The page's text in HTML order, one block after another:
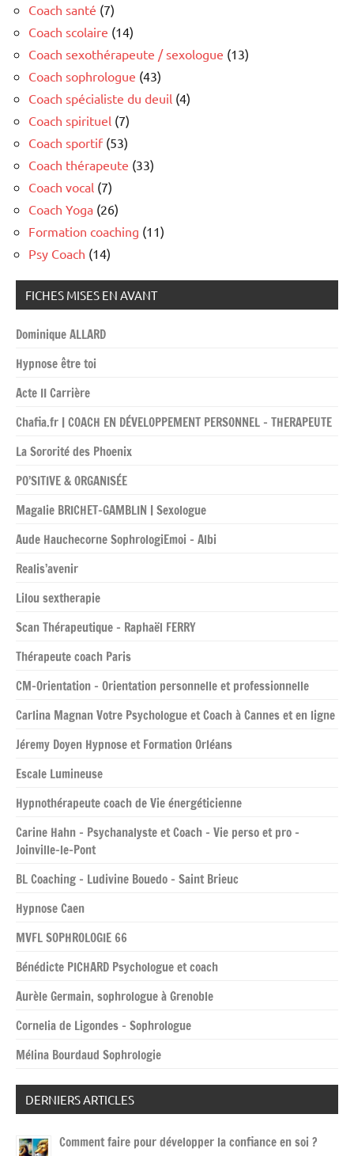
Coach santé (7)
Coach scolaire (14)
Coach sexothérapeute / sexologue (13)
Coach sophrologue (43)
Coach spécialiste du deuil (4)
Coach spirituel (7)
Coach sportif(53)
Coach thérapeute (33)
Coach vocal (7)
Coach Yoga (26)
Formation coaching (11)
Psy Coach (14)
FICHES MISES EN AVANT
Dominique ALLARD
Hypnose être toi
Acte II Carrière
Chafia.fr | COACH EN DÉVELOPPEMENT PERSONNEL – THERAPEUTE
La Sororité des Phoenix
PO’SITIVE & ORGANISÉE
Magalie BRICHET-GAMBLIN | Sexologue
Aude Hauchecorne SophrologiEmoi – Albi
Realis’avenir
Lilou sextherapie
Scan Thérapeutique – Raphaël FERRY
Thérapeute coach Paris
CM-Orientation – Orientation personnelle et professionnelle
Carlina Magnan Votre Psychologue et Coach à Cannes et en ligne
Jéremy Doyen Hypnose et Formation Orléans
Escale Lumineuse
Hypnothérapeute coach de Vie énergéticienne
Carine Hahn – Psychanalyste et Coach – Vie perso et pro –
Joinville-le-Pont
BL Coaching – Ludivine Bouedo – Saint Brieuc
Hypnose Caen
MVFL SOPHROLOGIE 66
Bénédicte PICHARD Psychologue et coach
Aurèle Germain, sophrologue à Grenoble
Cornelia de Ligondes – Sophrologue
Mélina Bourdaud Sophrologie
DERNIERS ARTICLES
Comment faire pour développer la confiance en soi ?